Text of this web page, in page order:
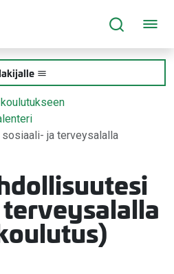
koulutukseen
ja terveysalalla